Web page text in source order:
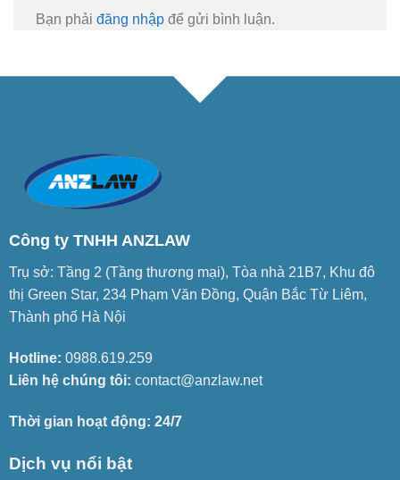
Bạn phải đăng nhập để gửi bình luận.
Công ty TNHH ANZLAW
Trụ sở: Tầng 2 (Tầng thương mại), Tòa nhà 21B7, Khu đô
thị Green Star, 234 Phạm Văn Đồng, Quận Bắc Từ Liêm,
Thành phố Hà Nội
Hotline: 0988.619.259
Liên hệ chúng tôi: contact@anzlaw.net
Thời gian hoạt động: 24/7
Dịch vụ nổi bật